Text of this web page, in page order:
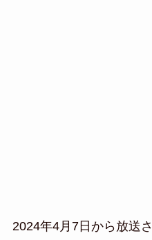
2024年4月7日から放送